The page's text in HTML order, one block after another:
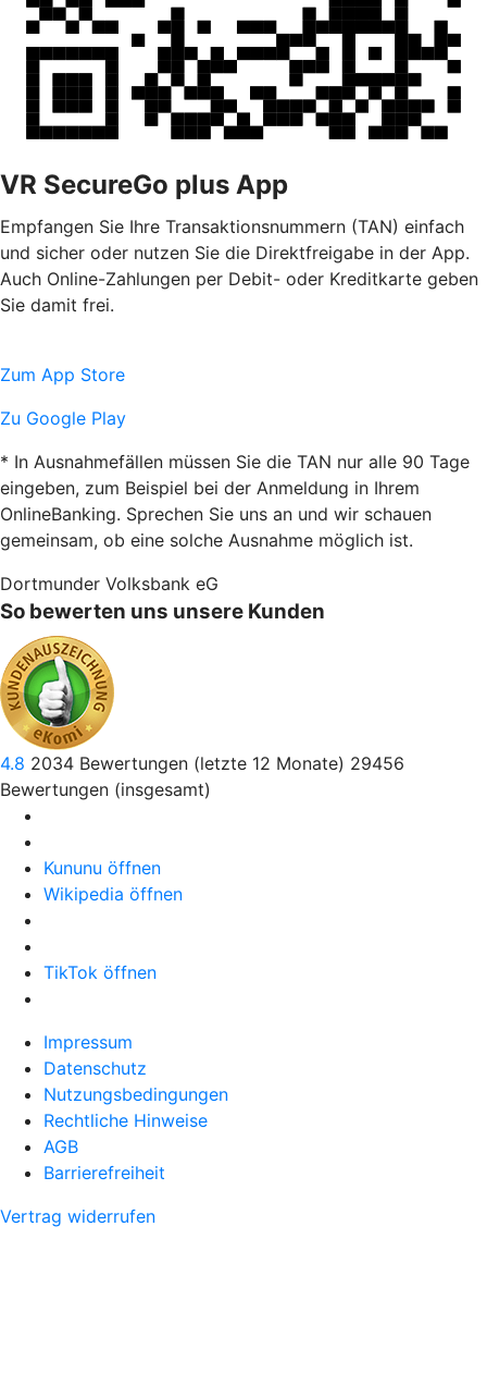
VR SecureGo plus App
Empfangen Sie Ihre Transaktionsnummern (TAN) einfach
und sicher oder nutzen Sie die Direktfreigabe in der App.
Auch Online-Zahlungen per Debit- oder Kreditkarte geben
Sie damit frei.
Zum App Store
Zu Google Play
* In Ausnahmefällen müssen Sie die TAN nur alle 90 Tage
eingeben, zum Beispiel bei der Anmeldung in Ihrem
OnlineBanking. Sprechen Sie uns an und wir schauen
gemeinsam, ob eine solche Ausnahme möglich ist.
Dortmunder Volksbank eG
So bewerten uns unsere Kunden
4.8 2034 Bewertungen (letzte 12 Monate) 29456
Bewertungen (insgesamt)
Kununu öffnen
Wikipedia öffnen
TikTok öffnen
Impressum
Datenschutz
Nutzungsbedingungen
Rechtliche Hinweise
AGB
Barrierefreiheit
Vertrag widerrufen